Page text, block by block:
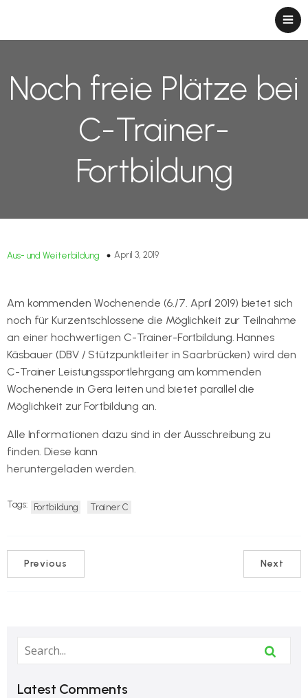
Noch freie Plätze bei
C-Trainer-
Fortbildung
Aus- und Weiterbildung April 3, 2019
Am kommenden Wochenende (6./7. April 2019) bietet sich
noch für Kurzentschlossene die Möglichkeit zur Teilnahme
an einer hochwertigen C-Trainer-Fortbildung. Hannes
Käsbauer (DBV / Stützpunktleiter in Saarbrücken) wird den
C-Trainer Leistungssportlehrgang am kommenden
Wochenende in Gera leiten und bietet parallel die
Möglichkeit zur Fortbildung an.
Alle Informationen dazu sind in der Ausschreibung zu
finden. Diese kann
heruntergeladen werden.
Tags: Fortbildung Trainer C
Previous Next
Latest Comments